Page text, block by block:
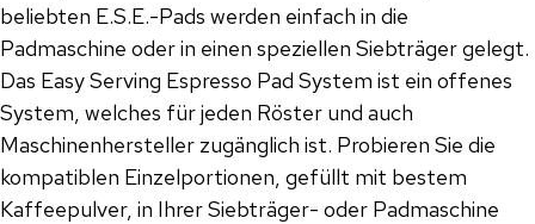
beliebten E.S.E.-Pads werden einfach in die
Padmaschine oder in einen speziellen Siebträger gelegt.
Das Easy Serving Espresso Pad System ist ein offenes
System, welches für jeden Röster und auch
Maschinenhersteller zugänglich ist. Probieren Sie die
kompatiblen Einzelportionen, gefüllt mit bestem
Kaffeepulver, in Ihrer Siebträger- oder Padmaschine